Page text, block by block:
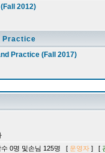
2012)
Practice
Practice (Fall 2017)
수 0명 및손님 125명 [ 운영자 ] [